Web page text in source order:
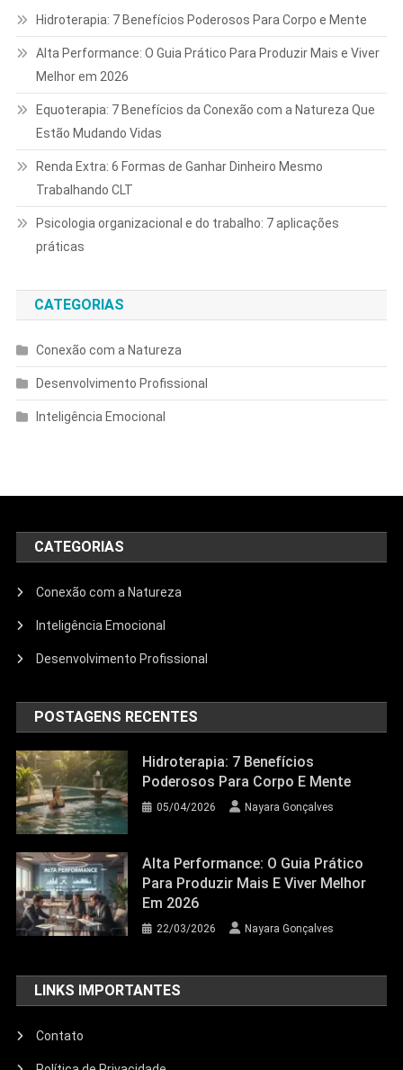
Hidroterapia: 7 Benefícios Poderosos Para Corpo e Mente
Alta Performance: O Guia Prático Para Produzir Mais e Viver
Melhor em 2026
Equoterapia: 7 Benefícios da Conexão com a Natureza Que
Estão Mudando Vidas
Renda Extra: 6 Formas de Ganhar Dinheiro Mesmo
Trabalhando CLT
Psicologia organizacional e do trabalho: 7 aplicações
práticas
CATEGORIAS
Conexão com a Natureza
Desenvolvimento Profissional
Inteligência Emocional
CATEGORIAS
Conexão com a Natureza
Inteligência Emocional
Desenvolvimento Profissional
POSTAGENS RECENTES
Hidroterapia: 7 Benefícios
Poderosos Para Corpo E Mente
05/04/2026 Nayara Gonçalves
Alta Performance: O Guia Prático
Para Produzir Mais E Viver Melhor
Em 2026
22/03/2026 Nayara Gonçalves
LINKS IMPORTANTES
Contato